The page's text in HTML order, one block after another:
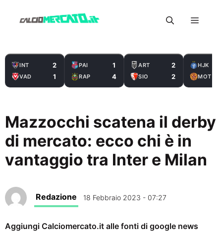
Menu
INT 2
VAD 1
PAI 1
RAP 4
ART 2
SIO 2
HJK
MOT
Mazzocchi scatena il derby
di mercato: ecco chi è in
vantaggio tra Inter e Milan
Redazione 18 Febbraio 2023 - 07:27
Aggiungi Calciomercato.it alle fonti di google news